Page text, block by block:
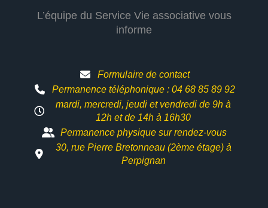
L’équipe du Service Vie associative vous
informe
Formulaire de contact
Permanence téléphonique : 04 68 85 89 92
mardi, mercredi, jeudi et vendredi de 9h à
12h etde 14h à 16h30
Permanence physique sur rendez-vous
30, rue Pierre Bretonneau (2ème étage) à
Perpignan